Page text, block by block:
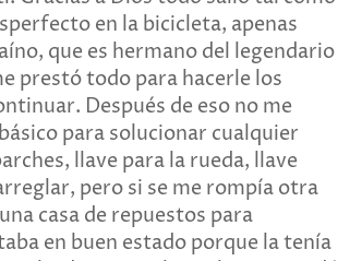
en la bicicleta, apenas
que es hermano del legendario
prestó todo para hacerle los
Después de eso no me
para solucionar cualquier
llave para la rueda, llave
pero si se me rompía otra
casa de repuestos para
en buen estado porque la tenía